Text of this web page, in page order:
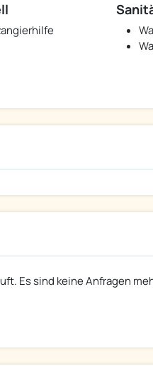
Es sind keine Anfragen